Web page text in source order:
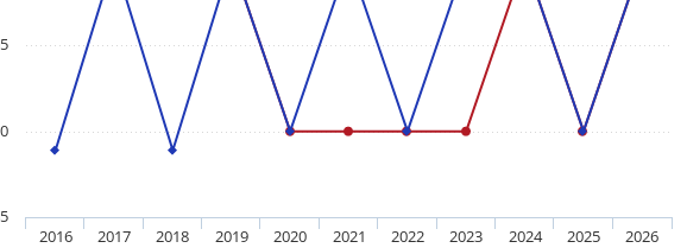
2016 2017 2018 2019 2020 2021 2022 2023 2024 2025 2026